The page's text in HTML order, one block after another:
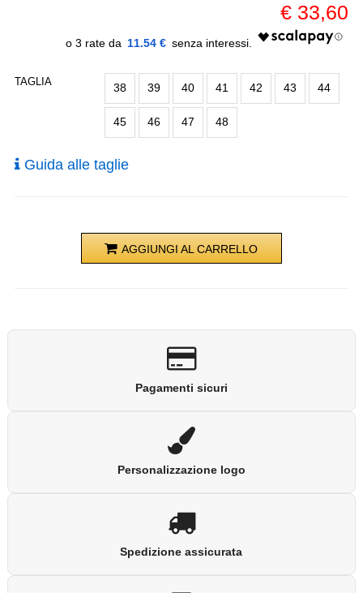
€ 33,60
11.54 €
TAGLIA 38 39 40 41 42 43 44
45 46 47 48
Guida alle taglie
AGGIUNGI AL CARRELLO
Pagamenti sicuri
Personalizzazione logo
Spedizione assicurata